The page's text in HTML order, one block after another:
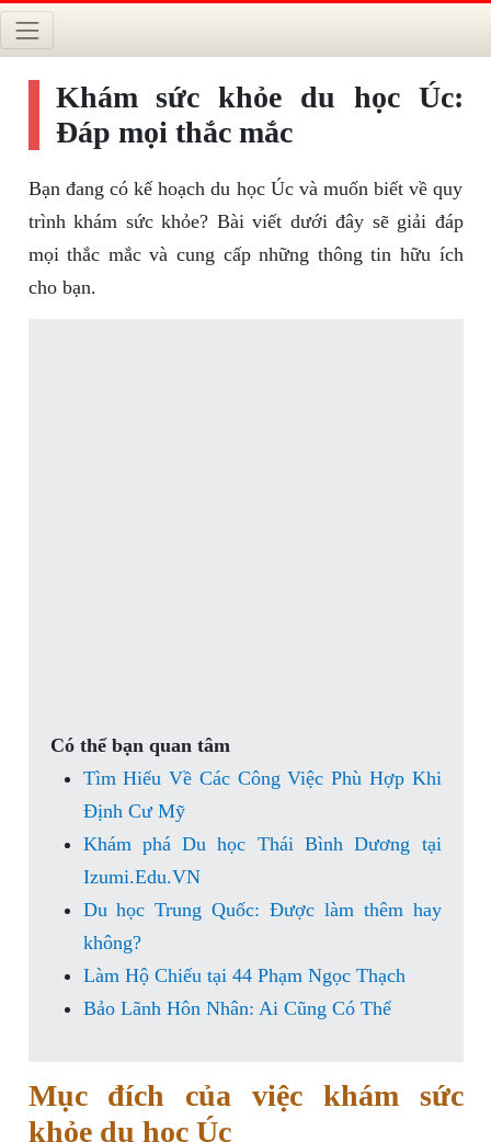
Khám sức khỏe du học Úc:
Đáp mọi thắc mắc
Bạn đang có kế hoạch du học Úc và muốn biết về quy
trình khám sức khỏe? Bài viết dưới đây sẽ giải đáp
mọi thắc mắc và cung cấp những thông tin hữu ích
cho bạn.
Có thể bạn quan tâm
Tìm Hiểu Về Các Công Việc Phù Hợp Khi
Định Cư Mỹ
Khám phá Du học Thái Bình Dương tại
Izumi.Edu.VN
Du học Trung Quốc: Được làm thêm hay
không?
Làm Hộ Chiếu tại 44 Phạm Ngọc Thạch
Bảo Lãnh Hôn Nhân: Ai Cũng Có Thể
Mục đích của việc khám sức
khỏe du học Úc